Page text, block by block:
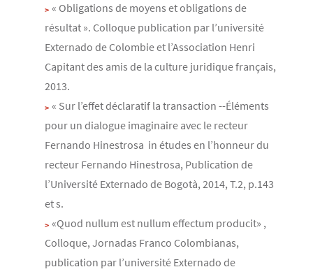
« Obligations de moyens et obligations de
résultat ». Colloque publication par l’université
Externado de Colombie et l’Association Henri
Capitant des amis de la culture juridique français,
2013.
« Sur l’effet déclaratif la transaction --Éléments
pour un dialogue imaginaire avec le recteur
Fernando Hinestrosa in études en l’honneur du
recteur Fernando Hinestrosa, Publication de
l’Université Externado de Bogotà, 2014, T.2, p.143
et s.
«Quod nullum est nullum effectum producit» ,
Colloque, Jornadas Franco Colombianas,
publication par l’université Externado de